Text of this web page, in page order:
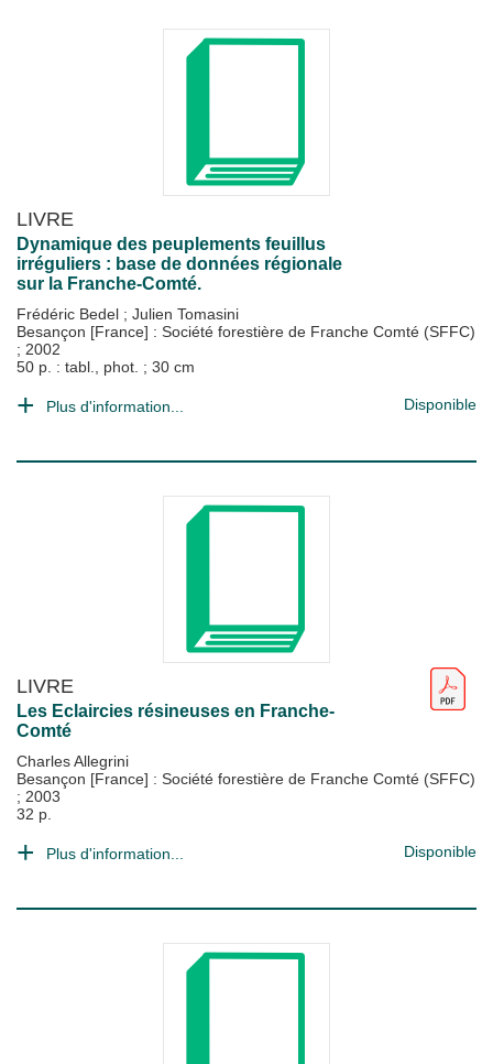
LIVRE
Dynamique des peuplements feuillus
irréguliers : base de données régionale
sur la Franche-Comté.
Frédéric Bedel ; Julien Tomasini
Besançon [France] : Société forestière de Franche Comté (SFFC)
; 2002
50 p. : tabl., phot. ; 30 cm
Plus d'information... Disponible
LIVRE
Les Eclaircies résineuses en Franche-
Comté
Charles Allegrini
Besançon [France] : Société forestière de Franche Comté (SFFC)
; 2003
32 p.
Plus d'information... Disponible